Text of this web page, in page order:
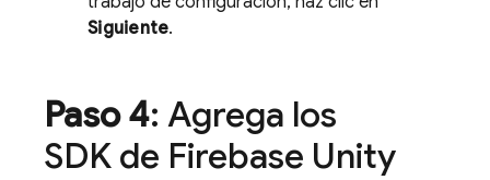
Siguiente.
Paso 4: Agrega los
SDK de Firebase Unity